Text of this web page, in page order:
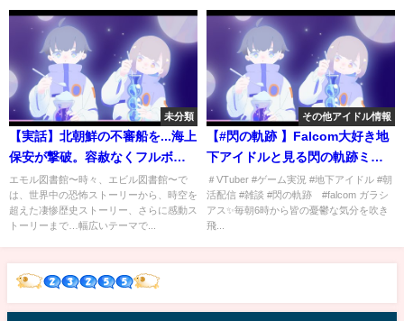
未分類
【実話】北朝鮮の不審船を...海上
保安が撃破。容赦なくフルボッ
コにした。
エモル図書館〜時々、エビル図書館〜で
は、世界中の恐怖ストーリーから、時空を
超えた凄惨歴史ストーリー、さらに感動ス
トーリーまで…幅広いテーマで...
その他アイドル情報
【#閃の軌跡 】Falcom大好き地
下アイドルと見る閃の軌跡ミュ
ージカル・・・ミュージカ
ル！？【毎朝6時10分から#地下
アイドルの #朝活配信/Vtuber/銀
＃VTuber #ゲーム実況 #地下アイドル #朝
活配信 #雑談 #閃の軌跡 #falcom ガラシ
アス✨毎朝6時から皆の憂鬱な気分を吹き
飛...